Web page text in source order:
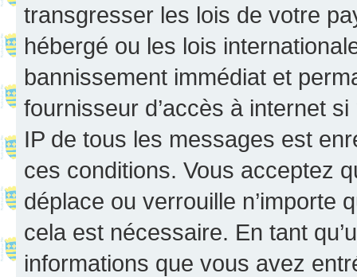
transgresser les lois de votre
hébergé ou les lois
bannissement immédiat et
fournisseur d’accès à internet
IP de tous les messages est
ces conditions. Vous acceptez
déplace ou verrouille n’importe
cela est nécessaire. En tant
informations que vous avez